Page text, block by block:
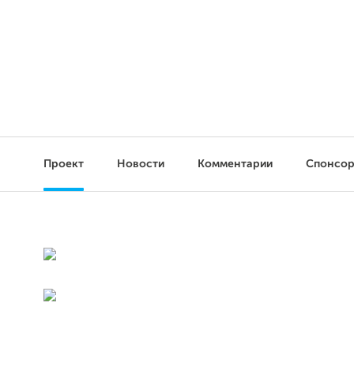
Проект Новости Комментарии